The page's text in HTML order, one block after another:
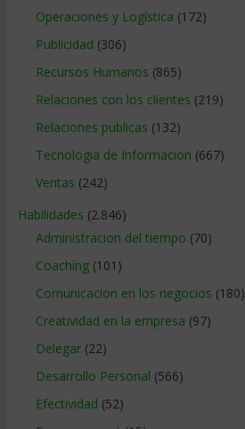
Operaciones y Logística (172)
Publicidad (306)
Recursos Humanos (865)
Relaciones con los clientes (219)
Relaciones publicas (132)
Tecnologia de Informacion (667)
Ventas (242)
Habilidades (2.846)
Administracion del tiempo (70)
Coaching(101)
Comunicacion en los negocios (180)
Creatividad en la empresa (97)
Delegar(22)
Desarrollo Personal (566)
Efectividad (52)